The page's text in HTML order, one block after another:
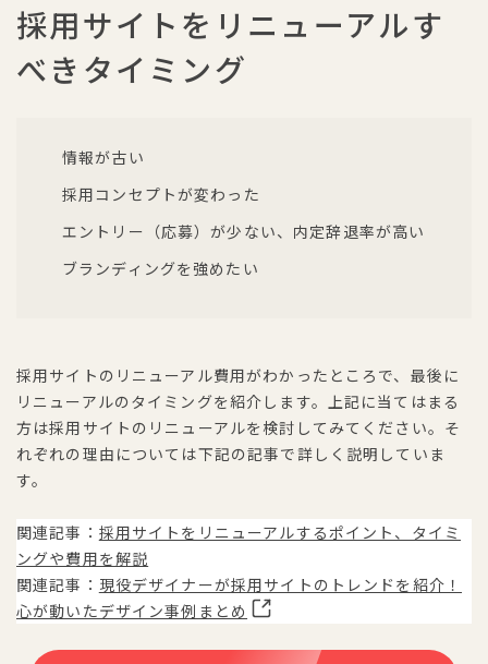
採用サイトをリニューアルす
べきタイミング
情報が古い
採用コンセプトが変わった
エントリー（応募）が少ない、内定辞退率が高い
ブランディングを強めたい
採用サイトのリニューアル費用がわかったところで、最後に
リニューアルのタイミングを紹介します。上記に当てはまる
方は採用サイトのリニューアルを検討してみてください。そ
れぞれの理由については下記の記事で詳しく説明していま
す。
関連記事： 採用サイトをリニューアルするポイント、タイミ
ングや費用を解説
関連記事： 現役デザイナーが採用サイトのトレンドを紹介！
心が動いたデザイン事例まとめ